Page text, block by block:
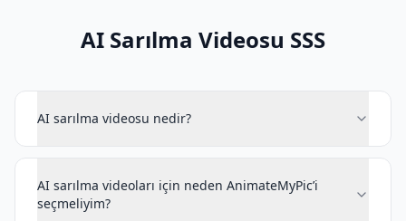
AI Sarılma Videosu SSS
AI sarılma videosu nedir?
AI sarılma videoları için neden AnimateMyPic’i
seçmeliyim?